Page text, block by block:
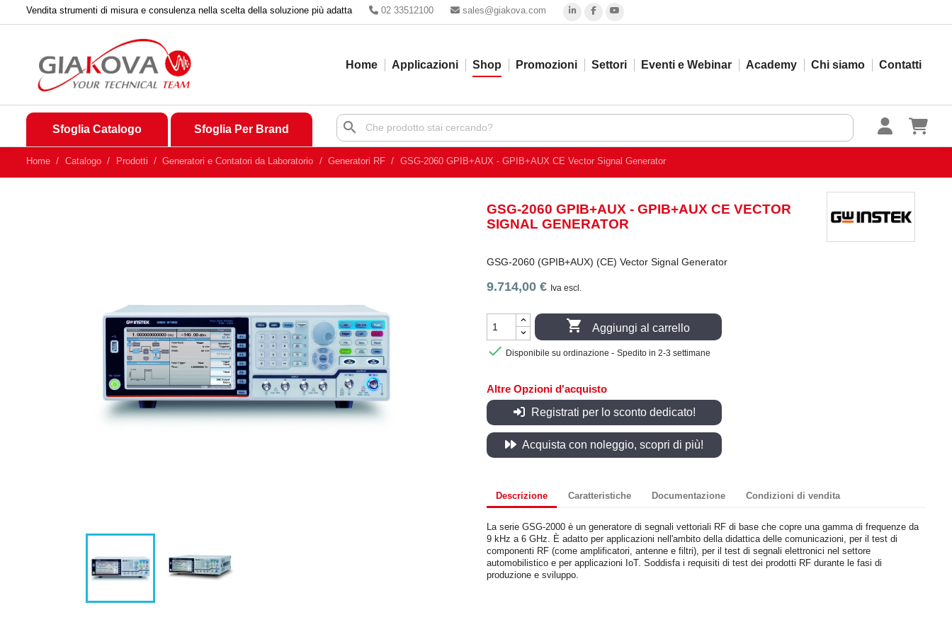
Vendita strumenti di misura e consulenza nella scelta della soluzione più adatta 02 33512100 sales@giakova.com
Home Applicazioni Shop Promozioni Settori Eventi e Webinar Academy Chi siamo Contatti
Sfoglia Catalogo Sfoglia Per Brand search
Home Catalogo Prodotti Generatori e Contatori da Laboratorio Generatori RF GSG-2060 GPIB+AUX - GPIB+AUX CE Vector Signal Generator
GSG-2060 GPIB+AUX - GPIB+AUX CE VECTOR
SIGNAL GENERATOR
GSG-2060 (GPIB+AUX) (CE) Vector Signal Generator
9.714,00 € Iva escl.
 Aggiungi al carrello
 Disponibile su ordinazione - Spedito in 2-3 settimane
Altre Opzioni d'acquisto
Registrati per lo sconto dedicato!
Acquista con noleggio, scopri di più!
Descrizione Caratteristiche Documentazione Condizioni di vendita
La serie GSG-2000 è un generatore di segnali vettoriali RF di base che copre una gamma di frequenze da
9 kHz a 6 GHz. È adatto per applicazioni nell'ambito della didattica delle comunicazioni, per il test di
componenti RF (come amplificatori, antenne e filtri), per il test di segnali elettronici nel settore
automobilistico e per applicazioni IoT. Soddisfa i requisiti di test dei prodotti RF durante le fasi di
produzione e sviluppo.